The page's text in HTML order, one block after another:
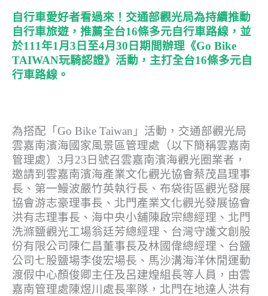
自行車愛好者看過來！交通部觀光局為持續推動
自行車旅遊，推薦全台16條多元自行車路線，並
於111年1月3日至4月30日期間辦理《Go Bike
TAIWAN玩騎認證》活動，主打全台16條多元自
行車路線。
為搭配「Go Bike Taiwan」活動，交通部觀光局
雲嘉南濱海國家風景區管理處（以下簡稱雲嘉南
管理處）3月23日號召雲嘉南濱海觀光圈業者，
邀請到雲嘉南濱海產業文化觀光協會蔡茂昌理事
長、第一鰻波嚴竹英執行長、布袋街區觀光發展
協會游志豪理事長、北門產業文化觀光發展協會
洪有志理事長、海中央小舖陳啟宗總經理、北門
洗滌鹽觀光工場翁廷芳總經理、台灣守護文創股
份有限公司陳仁昌董事長及林國偉總經理、台鹽
公司七股鹽場李俊宏場長、馬沙溝海洋休閒運動
渡假中心顏俊卿主任及呂建煌組長等人員，由雲
嘉南管理處陳煜川處長率隊，北門在地達人洪有